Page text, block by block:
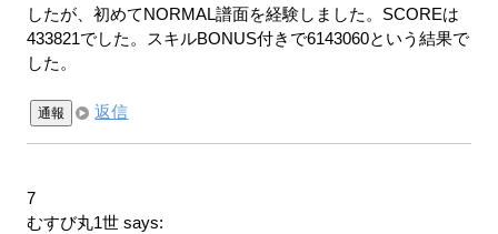
したが、初めてNORMAL譜面を経験しました。SCOREは
433821でした。スキルBONUS付きで6143060という結果で
した。
通報 返信
7
むすび丸1世 says: